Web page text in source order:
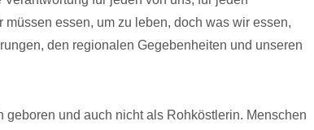
essen, um zu leben, doch was wir essen,
den regionalen Gegebenheiten und unseren
und auch nicht als Rohköstlerin. Menschen